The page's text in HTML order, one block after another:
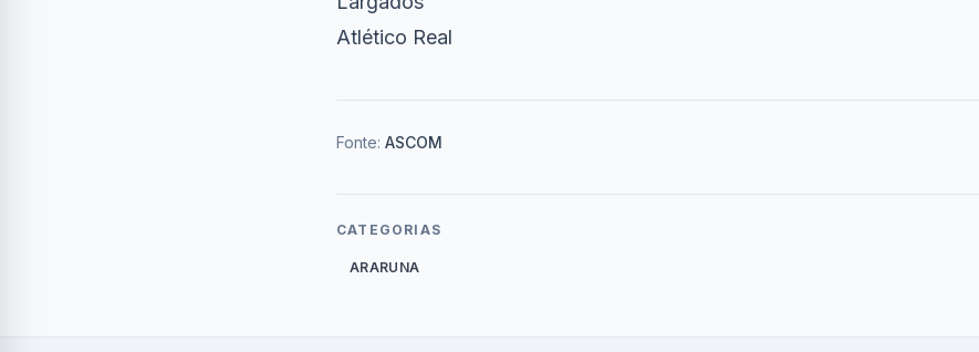
Atlético Real
Fonte: ASCOM
CATEGORIAS
ARARUNA